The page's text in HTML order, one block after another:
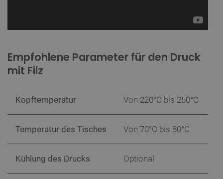
Empfohlene Parameter für den Druck
mit Filz
Kopftemperatur Von 220°C bis 250°C
Temperatur des Tisches Von 70°C bis 80°C
Kühlung des Drucks Optional
YouTube
critAccountId botland.de